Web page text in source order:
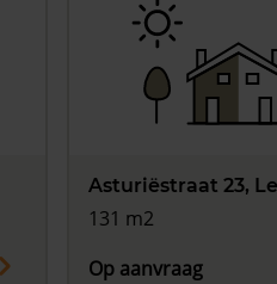
Asturiëstraat 23,
131 m2
Op aanvraag